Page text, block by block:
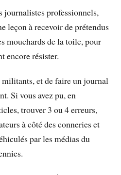
journalistes professionnels,
leçon à recevoir de prétendus
mouchards de la toile, pour
encore résister.
militants, et de faire un journal
Si vous avez pu, en
trouver 3 ou 4 erreurs,
à côté des conneries et
par les médias du